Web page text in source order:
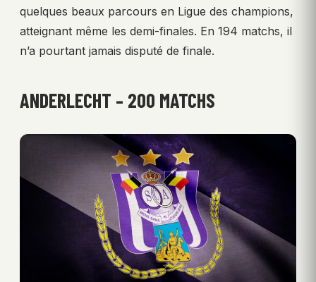
quelques beaux parcours en Ligue des champions,
atteignant même les demi-finales. En 194 matchs, il
n’a pourtant jamais disputé de finale.
ANDERLECHT – 200 MATCHS